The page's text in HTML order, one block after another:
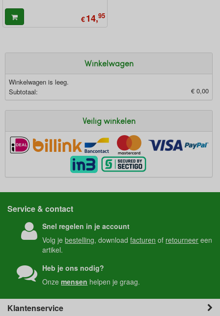
€14,95
Winkelwagen
Winkelwagen is leeg.
Subtotaal:
€ 0,00
Veilig winkelen
Service & contact
Snel regelen in je account
Volg jebestelling, downloadfacturen of retourneer een
artikel.
Heb je ons nodig?
Onzemensen helpen je graag.
Klantenservice